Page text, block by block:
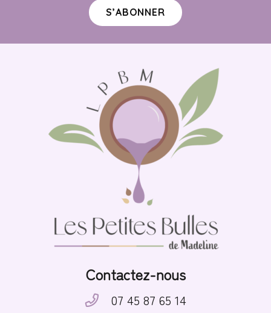
S’ABONNER
Contactez-nous
07 45 87 65 14